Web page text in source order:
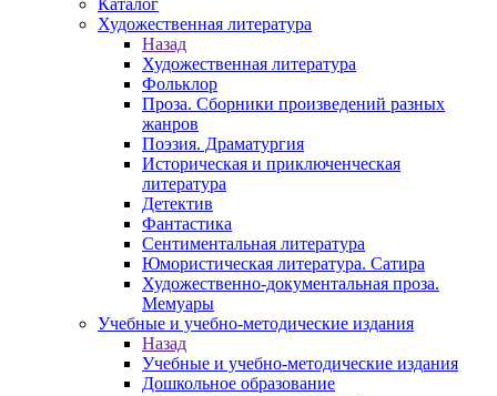
Каталог
Художественная литература
Назад
Художественная литература
Фольклор
Проза. Сборники произведений разных
жанров
Поэзия. Драматургия
Историческая и приключенческая
литература
Детектив
Фантастика
Сентиментальная литература
Юмористическая литература. Сатира
Художественно-документальная проза.
Мемуары
Учебные и учебно-методические издания
Назад
Учебные и учебно-методические издания
Дошкольное образование